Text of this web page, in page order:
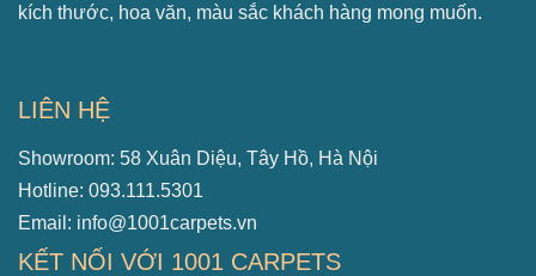
kích thước, hoa văn, màu sắc khách hàng mong muốn.
LIÊN HỆ
Showroom: 58 Xuân Diệu, Tây Hồ, Hà Nội
Hotline: 093.111.5301
Email: info@1001carpets.vn
KẾT NỐI VỚI 1001 CARPETS